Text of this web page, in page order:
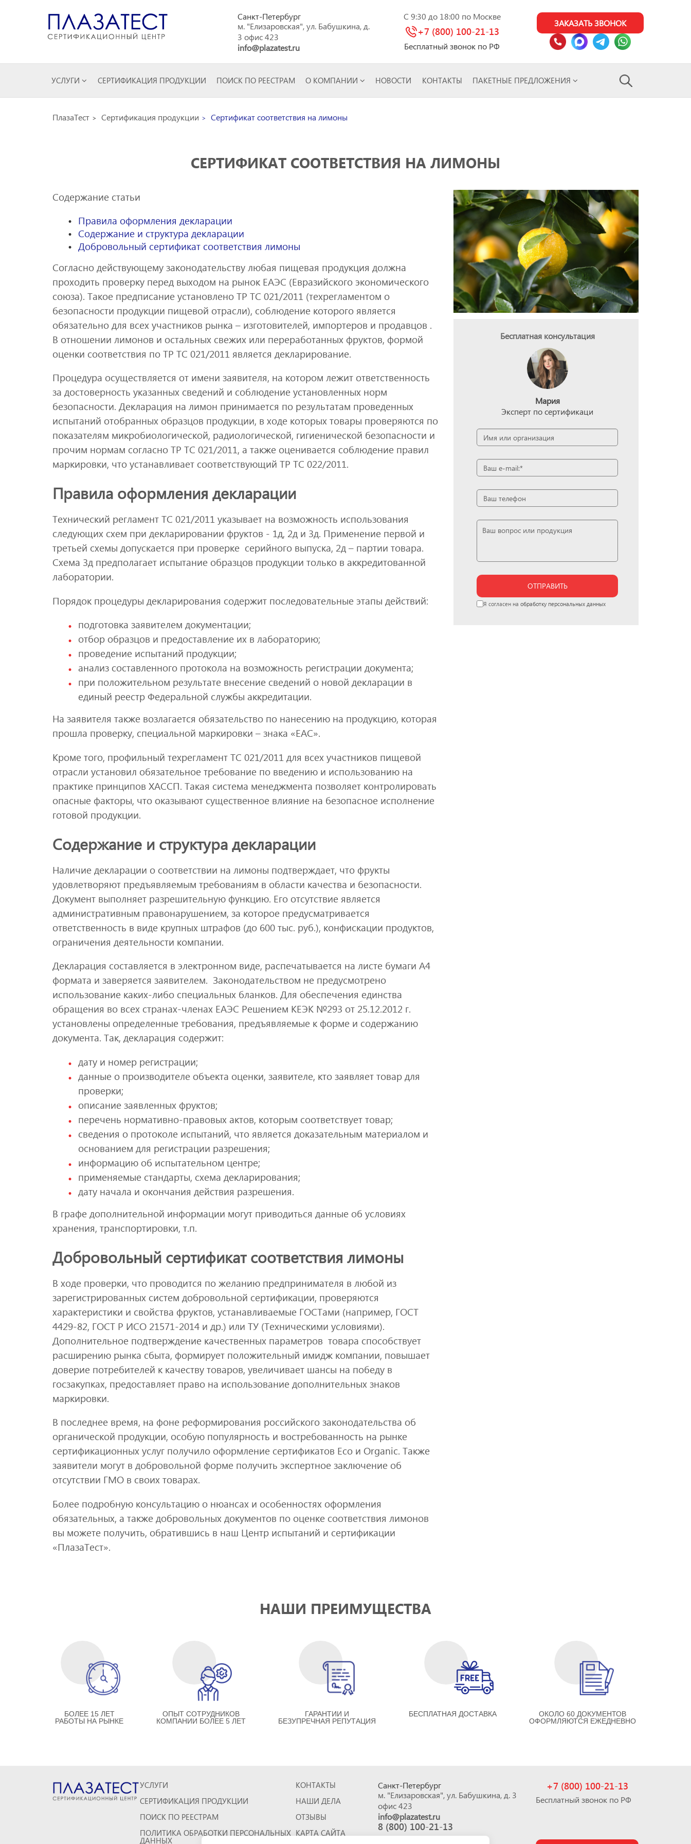
Санкт-Петербург
м. "Елизаровская", ул. Бабушкина, д.
3 офис 423
info@plazatest.ru
C 9:30 до 18:00 по Москве
+7 (800) 100-21-13
Бесплатный звонок по РФ
ЗАКАЗАТЬ ЗВОНОК
УСЛУГИ СЕРТИФИКАЦИЯ ПРОДУКЦИИ ПОИСК ПО РЕЕСТРАМ О КОМПАНИИ НОВОСТИ КОНТАКТЫ ПАКЕТНЫЕ ПРЕДЛОЖЕНИЯ
ПлазаТест Сертификация продукции Сертификат соответствия на лимоны
СЕРТИФИКАТ СООТВЕТСТВИЯ НА ЛИМОНЫ
Содержание статьи
Правила оформления декларации
Содержание и структура декларации
Добровольный сертификат соответствия лимоны
Согласно действующему законодательству любая пищевая продукция должна
проходить проверку перед выходом на рынок ЕАЭС (Евразийского экономического
союза). Такое предписание установлено ТР ТС 021/2011 (техрегламентом о
безопасности продукции пищевой отрасли), соблюдение которого является
обязательно для всех участников рынка – изготовителей, импортеров и продавцов .
В отношении лимонов и остальных свежих или переработанных фруктов, формой
оценки соответствия по ТР ТС 021/2011 является декларирование.
Процедура осуществляется от имени заявителя, на котором лежит ответственность
за достоверность указанных сведений и соблюдение установленных норм
безопасности. Декларация на лимон принимается по результатам проведенных
испытаний отобранных образцов продукции, в ходе которых товары проверяются по
показателям микробиологической, радиологической, гигиенической безопасности и
прочим нормам согласно ТР ТС 021/2011, а также оценивается соблюдение правил
маркировки, что устанавливает соответствующий ТР ТС 022/2011.
Правила оформления декларации
Технический регламент ТС 021/2011 указывает на возможность использования
следующих схем при декларировании фруктов - 1д, 2д и 3д. Применение первой и
третьей схемы допускается при проверке серийного выпуска, 2д – партии товара.
Схема 3д предполагает испытание образцов продукции только в аккредитованной
лаборатории.
Порядок процедуры декларирования содержит последовательные этапы действий:
подготовка заявителем документации;
отбор образцов и предоставление их в лабораторию;
проведение испытаний продукции;
анализ составленного протокола на возможность регистрации документа;
при положительном результате внесение сведений о новой декларации в
единый реестр Федеральной службы аккредитации.
На заявителя также возлагается обязательство по нанесению на продукцию, которая
прошла проверку, специальной маркировки – знака «ЕАС».
Кроме того, профильный техрегламент ТС 021/2011 для всех участников пищевой
отрасли установил обязательное требование по введению и использованию на
практике принципов ХАССП. Такая система менеджмента позволяет контролировать
опасные факторы, что оказывают существенное влияние на безопасное исполнение
готовой продукции.
Содержание и структура декларации
Наличие декларации о соответствии на лимоны подтверждает, что фрукты
удовлетворяют предъявляемым требованиям в области качества и безопасности.
Документ выполняет разрешительную функцию. Его отсутствие является
административным правонарушением, за которое предусматривается
ответственность в виде крупных штрафов (до 600 тыс. руб.), конфискации продуктов,
ограничения деятельности компании.
Декларация составляется в электронном виде, распечатывается на листе бумаги А4
формата и заверяется заявителем. Законодательством не предусмотрено
использование каких-либо специальных бланков. Для обеспечения единства
обращения во всех странах-членах ЕАЭС Решением КЕЭК №293 от 25.12.2012 г.
установлены определенные требования, предъявляемые к форме и содержанию
документа. Так, декларация содержит:
дату и номер регистрации;
данные о производителе объекта оценки, заявителе, кто заявляет товар для
проверки;
описание заявленных фруктов;
перечень нормативно-правовых актов, которым соответствует товар;
сведения о протоколе испытаний, что является доказательным материалом и
основанием для регистрации разрешения;
информацию об испытательном центре;
применяемые стандарты, схема декларирования;
дату начала и окончания действия разрешения.
В графе дополнительной информации могут приводиться данные об условиях
хранения, транспортировки, т.п.
Добровольный сертификат соответствия лимоны
В ходе проверки, что проводится по желанию предпринимателя в любой из
зарегистрированных систем добровольной сертификации, проверяются
характеристики и свойства фруктов, устанавливаемые ГОСТами (например, ГОСТ
4429-82, ГОСТ Р ИСО 21571-2014 и др.) или ТУ (Техническими условиями).
Дополнительное подтверждение качественных параметров товара способствует
расширению рынка сбыта, формирует положительный имидж компании, повышает
доверие потребителей к качеству товаров, увеличивает шансы на победу в
госзакупках, предоставляет право на использование дополнительных знаков
маркировки.
В последнее время, на фоне реформирования российского законодательства об
органической продукции, особую популярность и востребованность на рынке
сертификационных услуг получило оформление сертификатов Eco и Organic. Также
заявители могут в добровольной форме получить экспертное заключение об
отсутствии ГМО в своих товарах.
Более подробную консультацию о нюансах и особенностях оформления
обязательных, а также добровольных документов по оценке соответствия лимонов
вы можете получить, обратившись в наш Центр испытаний и сертификации
«ПлазаТест».
Бесплатная консультация
Мария
Эксперт по сертификаци
ОТПРАВИТЬ
Я согласен на обработку персональных данных
НАШИ ПРЕИМУЩЕСТВА
БОЛЕЕ 15 ЛЕТ
РАБОТЫ НА РЫНКЕ
ОПЫТ СОТРУДНИКОВ
КОМПАНИИ БОЛЕЕ 5 ЛЕТ
ГАРАНТИИ И
БЕЗУПРЕЧНАЯ РЕПУТАЦИЯ
БЕСПЛАТНАЯ ДОСТАВКА
ОКОЛО 60 ДОКУМЕНТОВ
ОФОРМЛЯЮТСЯ ЕЖЕДНЕВНО
УСЛУГИ
СЕРТИФИКАЦИЯ ПРОДУКЦИИ
ПОИСК ПО РЕЕСТРАМ
ПОЛИТИКА ОБРАБОТКИ ПЕРСОНАЛЬНЫХ
ДАННЫХ
КОНТАКТЫ
НАШИ ДЕЛА
ОТЗЫВЫ
КАРТА САЙТА
Санкт-Петербург
м. "Елизаровская", ул. Бабушкина, д. 3
офис 423
info@plazatest.ru
8 (800) 100-21-13
+7 (800) 100-21-13
Бесплатный звонок по РФ